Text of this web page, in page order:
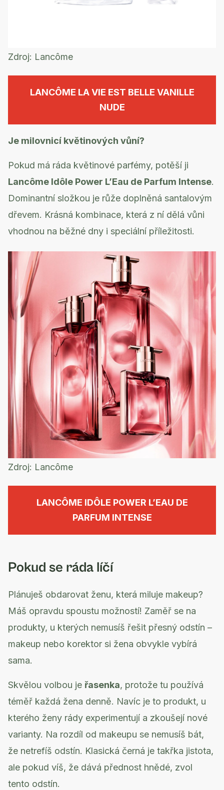
Zdroj: Lancôme
LANCÔME LA VIE EST BELLE VANILLE
NUDE
Je milovnicí květinových vůní?
Pokud má ráda květinové parfémy, potěší ji
Lancôme Idôle Power L’Eau de Parfum Intense.
Dominantní složkou je růže doplněná santalovým
dřevem. Krásná kombinace, která z ní dělá vůni
vhodnou na běžné dny i speciální příležitosti.
Zdroj: Lancôme
LANCÔME IDÔLE POWER L’EAU DE
PARFUM INTENSE
Pokud se ráda líčí
Plánuješ obdarovat ženu, která miluje makeup?
Máš opravdu spoustu možností! Zaměř se na
produkty, u kterých nemusíš řešit přesný odstín –
makeup nebo korektor si žena obvykle vybírá
sama.
Skvělou volbou je řasenka, protože tu používá
téměř každá žena denně. Navíc je to produkt, u
kterého ženy rády experimentují a zkoušejí nové
varianty. Na rozdíl od makeupu se nemusíš bát,
že netrefíš odstín. Klasická černá je takřka jistota,
ale pokud víš, že dává přednost hnědé, zvol
tento odstín.